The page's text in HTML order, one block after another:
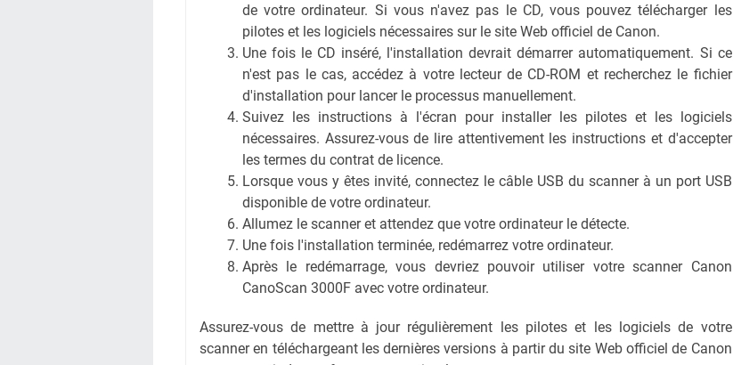
de votre ordinateur. Si vous n'avez pas le CD, vous pouvez télécharger les
pilotes et les logiciels nécessaires sur le site Web officiel de Canon.
Une fois le CD inséré, l'installation devrait démarrer automatiquement. Si ce
n'est pas le cas, accédez à votre lecteur de CD-ROM et recherchez le fichier
d'installation pour lancer le processus manuellement.
Suivez les instructions à l'écran pour installer les pilotes et les logiciels
nécessaires. Assurez-vous de lire attentivement les instructions et d'accepter
les termes du contrat de licence.
Lorsque vous y êtes invité, connectez le câble USB du scanner à un port USB
disponible de votre ordinateur.
Allumez le scanner et attendez que votre ordinateur le détecte.
Une fois l'installation terminée, redémarrez votre ordinateur.
Après le redémarrage, vous devriez pouvoir utiliser votre scanner Canon
CanoScan 3000F avec votre ordinateur.
Assurez-vous de mettre à jour régulièrement les pilotes et les logiciels de votre
scanner en téléchargeant les dernières versions à partir du site Web officiel de Canon